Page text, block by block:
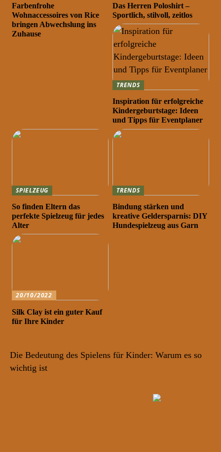
Farbenfrohe
Wohnaccessoires von Rice
bringen Abwechslung ins
Zuhause
Das Herren Poloshirt –
Sportlich, stilvoll, zeitlos
TRENDS
Inspiration für erfolgreiche
Kindergeburtstage: Ideen
und Tipps für Eventplaner
SPIELZEUG
So finden Eltern das
perfekte Spielzeug für jedes
Alter
TRENDS
Bindung stärken und
kreative Geldersparnis: DIY
Hundespielzeug aus Garn
20/10/2022
Silk Clay ist ein guter Kauf
für Ihre Kinder
Die Bedeutung des Spielens für Kinder: Warum es so
wichtig ist